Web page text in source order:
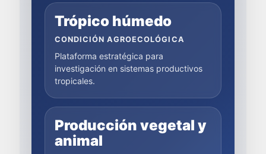
Trópico húmedo
CONDICIÓN AGROECOLÓGICA
Plataforma estratégica para
investigación en sistemas productivos
tropicales.
Producción vegetal y
animal